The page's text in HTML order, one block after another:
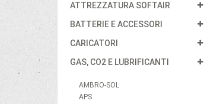
ATTREZZATURA SOFTAIR
BATTERIE E ACCESSORI
CARICATORI
GAS, CO2 E LUBRIFICANTI
AMBRO-SOL
APS